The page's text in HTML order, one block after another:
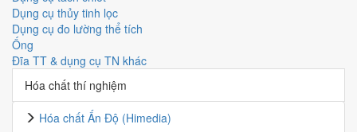
Dụng cụ thủy tinh lọc
Dụng cụ đo lường thể tích
Ống
Đĩa TT & dụng cụ TN khác
Hóa chất thí nghiệm
Hóa chất Ấn Độ (Himedia)